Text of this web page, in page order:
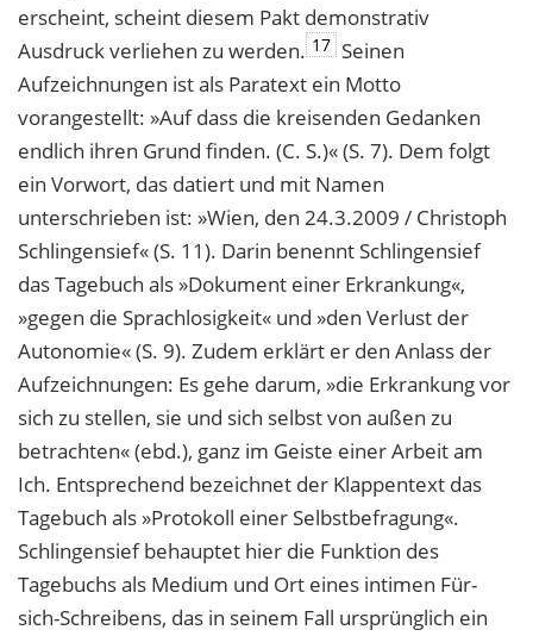
erscheint, scheint diesem Pakt demonstrativ
Ausdruck verliehen zu werden. 17 Seinen
Aufzeichnungen ist als Paratext ein Motto
vorangestellt: »Auf dass die kreisenden Gedanken
endlich ihren Grund finden. (C. S.)« (S. 7). Dem folgt
ein Vorwort, das datiert und mit Namen
unterschrieben ist: »Wien, den 24.3.2009 / Christoph
Schlingensief« (S. 11). Darin benennt Schlingensief
das Tagebuch als »Dokument einer Erkrankung«,
»gegen die Sprachlosigkeit« und »den Verlust der
Autonomie« (S. 9). Zudem erklärt er den Anlass der
Aufzeichnungen: Es gehe darum, »die Erkrankung vor
sich zu stellen, sie und sich selbst von außen zu
betrachten« (ebd.), ganz im Geiste einer Arbeit am
Ich. Entsprechend bezeichnet der Klappentext das
Tagebuch als »Protokoll einer Selbstbefragung«.
Schlingensief behauptet hier die Funktion des
Tagebuchs als Medium und Ort eines intimen Für-
sich-Schreibens, das in seinem Fall ursprünglich ein